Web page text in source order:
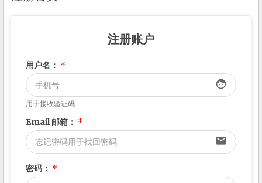
注册账户
用户名： *
face
用于接收验证码
Email 邮箱： *
email
密码： *